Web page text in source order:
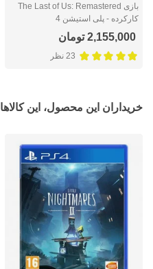
بازی The Last of Us: Remastered
کارکرده - پلی استیشن 4
2,155,000 تومان
23 نظر
خریداران این محصول، این کالاها